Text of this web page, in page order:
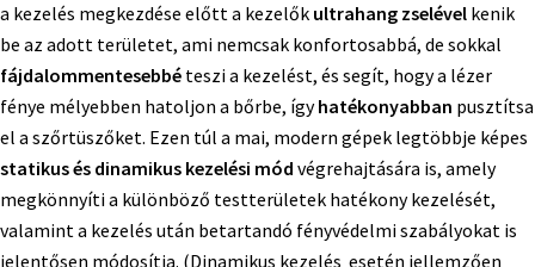
a kezelés megkezdése előtt a kezelők ultrahang zselével kenik
be az adott területet, ami nemcsak konfortosabbá, de sokkal
fájdalommentesebbé teszi a kezelést, és segít, hogy a lézer
fénye mélyebben hatoljon a bőrbe, ígyhatékonyabban pusztítsa
el a szőrtüszőket. Ezen túl a mai, modern gépek legtöbbje képes
statikus és dinamikus kezelési mód végrehajtására is, amely
megkönnyíti a különböző testterületek hatékony kezelését,
valamint a kezelés után betartandó fényvédelmi szabályokat is
jelentősen módosítja. (Dinamikus kezelés esetén jellemzően